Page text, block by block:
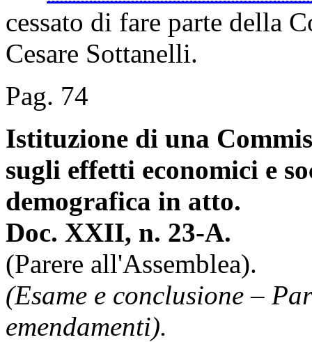
cessato di fare parte della
Cesare Sottanelli.
Pag. 74
Istituzione di una
sugli effetti economici e
demografica in atto.
Doc. XXII, n. 23-A.
(Parere all'Assemblea).
(Esame e conclusione –
emendamenti).